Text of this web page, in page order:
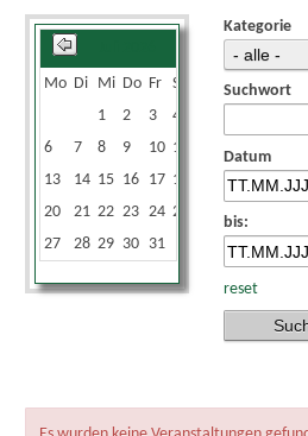
Mo Di Mi Do Fr Sa
1
2 3 4
6
7 8 9 10 11
13
14 15 16 17 18
20
21 22 23 24 25
27
28 29 30 31
Kategorie
Suchwort
Datum
bis:
reset